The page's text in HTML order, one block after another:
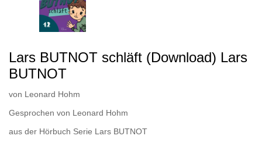
Lars BUTNOT schläft (Download) Lars
BUTNOT
von Leonard Hohm
Gesprochen von Leonard Hohm
aus der Hörbuch Serie Lars BUTNOT